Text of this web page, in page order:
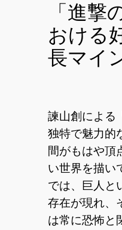
「進撃
おける
長マイ
諫山創による
独特で魅力的
間がもはや頂
い世界を描い
では、巨人と
存在が現れ、
は常に恐怖と